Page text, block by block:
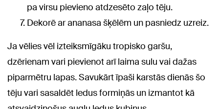
pa virsu pievieno atdzesēto zaļo tēju.
Dekorē ar ananasa šķēlēm un pasniedz uzreiz.
Ja vēlies vēl izteiksmīgāku tropisko garšu,
dzērienam vari pievienot arī laima sulu vai dažas
piparmētru lapas. Savukārt īpaši karstās dienās šo
tēju vari sasaldēt ledus formiņās un izmantot kā